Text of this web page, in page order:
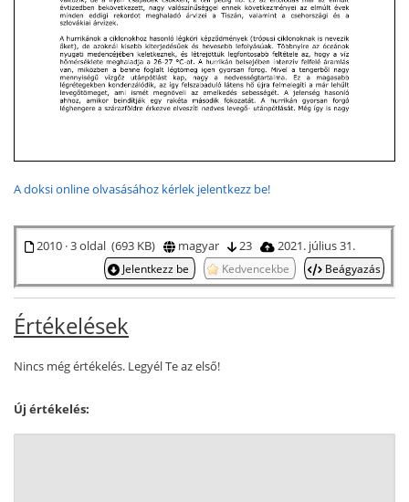
A doksi online olvasásához kérlek jelentkezz be!
2010 · 3 oldal (693 KB) magyar 23 2021. július 31.
Jelentkezz be Kedvencekbe Beágyazás
Értékelések
Nincs még értékelés. Legyél Te az első!
Új értékelés: